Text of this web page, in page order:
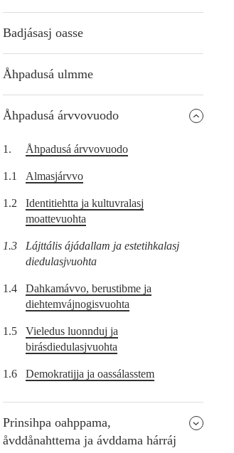
Badjásasj oasse
Åhpadusá ulmme
Åhpadusá árvvovuodo
1. Åhpadusá árvvovuodo
1.1 Almasjárvvo
1.2
Identitiehtta ja kultuvralasj
moattevuohta
1.3
Lájttális ájádallam ja estetihkalasj
diedulasjvuohta
1.4
Dahkamávvo, berustibme ja
diehtemvájnogisvuohta
1.5
Vieledus luonnduj ja
birásdiedulasjvuohta
1.6 Demokratijja ja oassálasstem
Prinsihpa oahppama,
åvddånahttema ja ávddama hárráj